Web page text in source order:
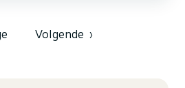
Volgende ›